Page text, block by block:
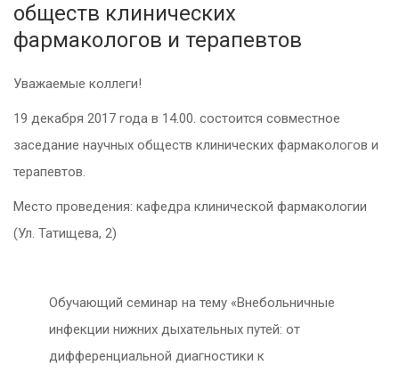
обществ клинических
фармакологов и терапевтов
Уважаемые коллеги!
19 декабря 2017 года в 14.00. состоится совместное
заседание научных обществ клинических фармакологов и
терапевтов.
Место проведения: кафедра клинической фармакологии
(Ул. Татищева, 2)
Обучающий семинар на тему «Внебольничные
инфекции нижних дыхательных путей: от
дифференциальной диагностики к